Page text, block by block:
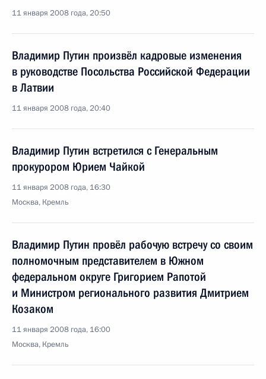
11 января 2008 года, 20:50
Владимир Путин произвёл кадровые изменения
в руководстве Посольства Российской Федерации
в Латвии
11 января 2008 года, 20:40
Владимир Путин встретился с Генеральным
прокурором Юрием Чайкой
11 января 2008 года, 16:30
Москва, Кремль
Владимир Путин провёл рабочую встречу со своим
полномочным представителем в Южном
федеральном округе Григорием Рапотой
и Министром регионального развития Дмитрием
Козаком
11 января 2008 года, 16:00
Москва, Кремль